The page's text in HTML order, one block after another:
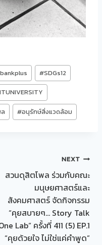
#SDGs12
#อนุรักษ์สิ่งแวดล้อม
NEXT
สวนดุสิตโพล ร่วมกับคณะ
มนุษยศาสตร์และ
สังคมศาสตร์ จัดกิจกรรม
“คุยสบายๆ… Story Talk
Lab“ ครั้งที่ 411 (5) EP.1
“คุยด้วยใจ ไม่ใช่แค่คำพูด”